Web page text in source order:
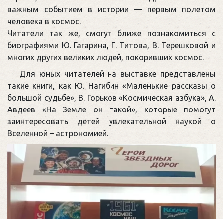
важным событием в истории — первым полетом
человека в космос.
Читатели так же, смогут ближе познакомиться с
биографиями Ю. Гагарина, Г. Титова, В. Терешковой и
многих других великих людей, покоривших космос.
Для юных читателей на выставке представлены
такие книги, как Ю. Нагибин «Маленькие рассказы о
большой судьбе», В. Горьков «Космическая азбука», А.
Авдеев «На Земле он такой», которые помогут
заинтересовать детей увлекательной наукой о
Вселенной – астрономией.